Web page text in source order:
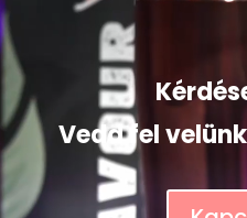
Vedd fel